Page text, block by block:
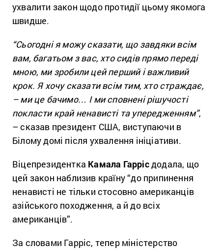
ухвалити закон щодо протидії цьому якомога
швидше.
“Сьогодні я можу сказати, що завдяки всім
вам, багатьом з вас, хто сидів прямо переді
мною, ми зробили цей перший і важливий
крок. Я хочу сказати всім тим, хто страждає,
– ми це бачимо… І ми сповнені рішучості
покласти край ненависті та упередженням”,
– сказав президент США, виступаючи в
Білому домі після ухвалення ініціативи.
Віцепрезидентка Камала Гаррісдодала, що
цей закон наблизив країну “до припинення
ненависті не тільки стосовно американців
азійського походження, а й до всіх
американців”.
За словами Гарріс, тепер міністерство